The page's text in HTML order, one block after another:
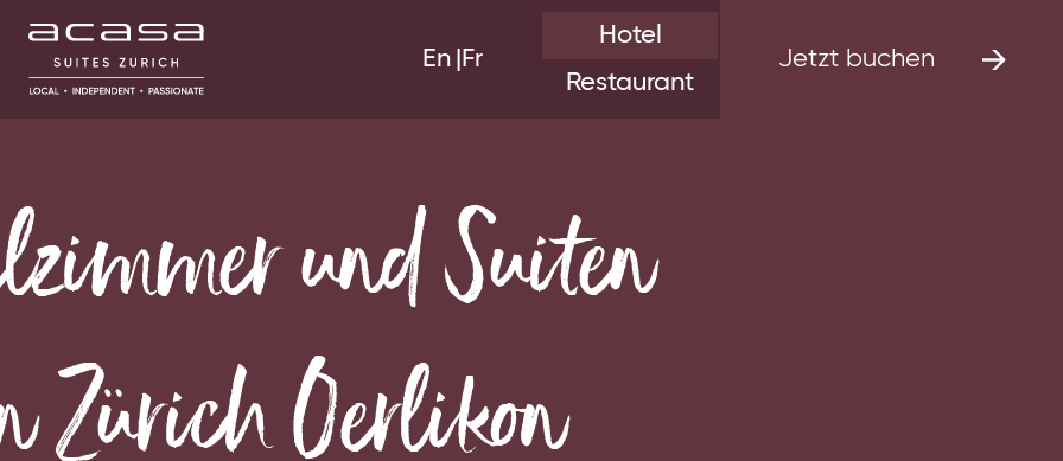
En Fr
Hotel
Restaurant
Jetzt buchen
und Suiten
Zürich Oerlikon